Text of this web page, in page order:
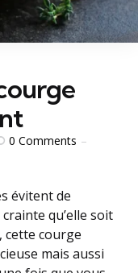
0 Comments
évitent de
qu’elle soit
cette courge
mais aussi